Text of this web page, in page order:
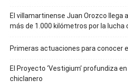
El villamartinense Juan Orozco llega
más de 1.000 kilómetros por la lucha
Primeras actuaciones para conocer
El Proyecto ‘Vestigium’ profundiza
chiclanero